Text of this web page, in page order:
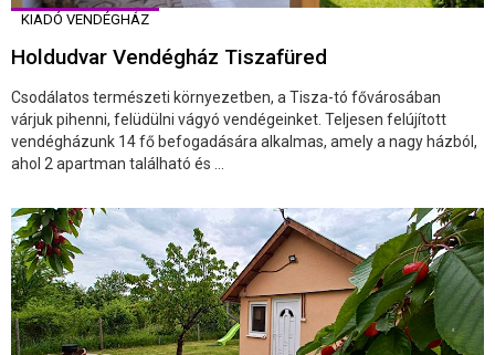
KIADÓ VENDÉGHÁZ
Holdudvar Vendégház Tiszafüred
Csodálatos természeti környezetben, a Tisza-tó fővárosában
várjuk pihenni, felüdülni vágyó vendégeinket. Teljesen felújított
vendégházunk 14 fő befogadására alkalmas, amely a nagy házból,
ahol 2 apartman található és ...